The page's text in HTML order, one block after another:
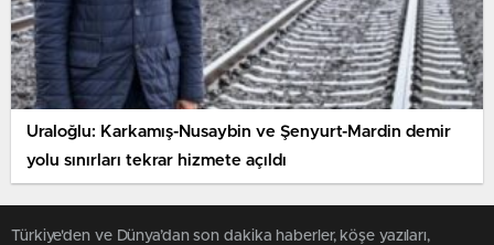
Uraloğlu: Karkamış-Nusaybin ve Şenyurt-Mardin demir
yolu sınırları tekrar hizmete açıldı
Türkiye'den ve Dünya’dan son dakika haberler, köşe yazıları,